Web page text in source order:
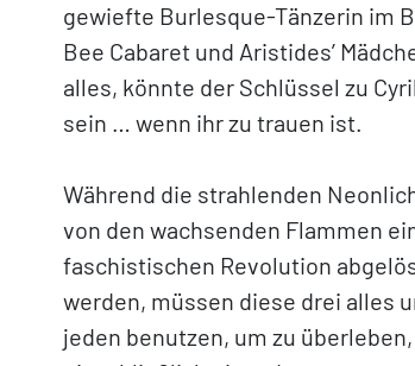
gewiefte Burlesque-Tänzerin im
Bee Cabaret und Aristides’
alles, könnte der Schlüssel zu
sein … wenn ihr zu trauen ist.
Während die strahlenden
von den wachsenden Flammen
faschistischen Revolution
werden, müssen diese drei alles
jeden benutzen, um zu überleben,